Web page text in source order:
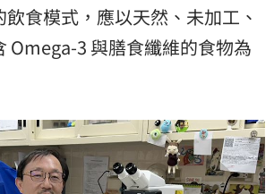
食模式，應以天然、未加工、
Omega-3 與膳食纖維的食物為